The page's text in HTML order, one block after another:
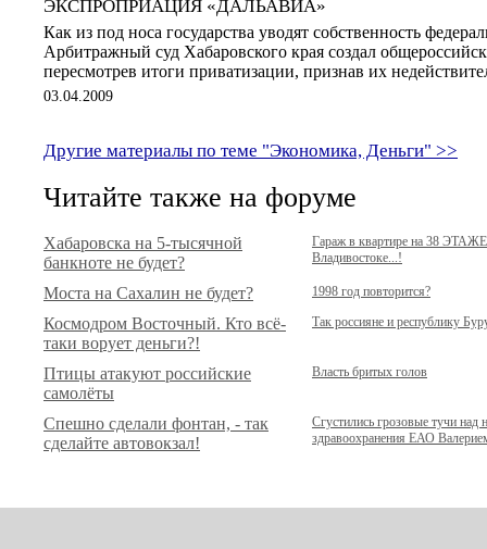
ЭКСПРОПРИАЦИЯ «ДАЛЬАВИА»
Как из под носа государства уводят собственность
Арбитражный суд Хабаровского края создал
пересмотрев итоги приватизации, признав их
03.04.2009
Другие материалы по теме "Экономика, Деньги" >>
Читайте также на форуме
Хабаровска на 5-тысячной
банкноте не будет?
Гараж в квартире на 38
Владивостоке...!
Моста на Сахалин не будет? 1998 год повторится?
Космодром Восточный. Кто всё-
таки ворует деньги?!
Так россияне и республику
Птицы атакуют российские
самолёты
Власть бритых голов
Спешно сделали фонтан, - так
сделайте автовокзал!
Сгустились грозовые тучи над
здравоохранения ЕАО